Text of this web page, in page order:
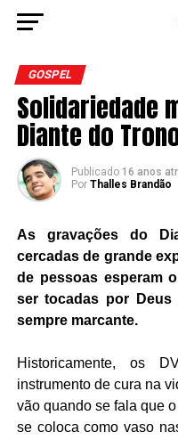
GOSPEL
Solidariedade
Diante do
Publicado 16 anos
Por Thalles Brandão
As gravações do
cercadas de grande
de pessoas esperam
ser tocadas por
sempre marcante.
Historicamente, os
instrumento de cura na
vão quando se fala que
se coloca como vaso